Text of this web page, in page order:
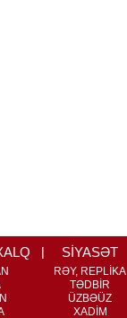
SİYASƏT
RƏY, REPLİKA
TƏDBİR
ÜZBƏÜZ
XADİM